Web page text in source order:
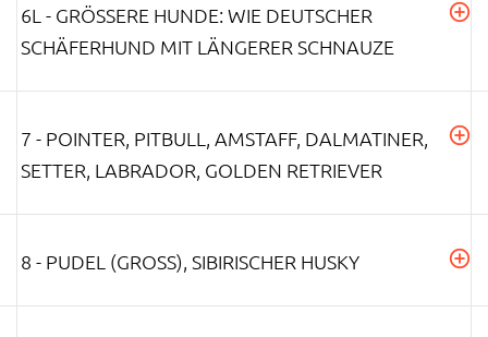
6L - GRÖSSERE HUNDE: WIE DEUTSCHER S
CHÄFERHUND MIT LÄNGERER SCHNAUZE
7 - POINTER, PITBULL, AMSTAFF, DALMATINER,
SETTER, LABRADOR, GOLDEN RETRIEVER
8 - PUDEL (GROSS), SIBIRISCHER HUSKY